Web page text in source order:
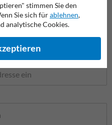
stimmen Sie den
Sie sich fürablehnen,
analytische Cookies.